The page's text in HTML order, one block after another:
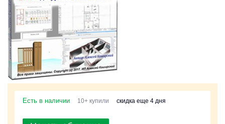
Есть в наличии 10+ купили скидка еще 4 дня